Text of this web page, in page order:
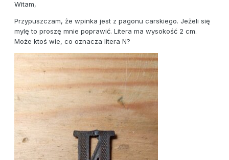
Witam,
Przypuszczam, że wpinka jest z pagonu carskiego. Jeżeli się
mylę to proszę mnie poprawić. Litera ma wysokość 2 cm.
Może ktoś wie, co oznacza litera N?